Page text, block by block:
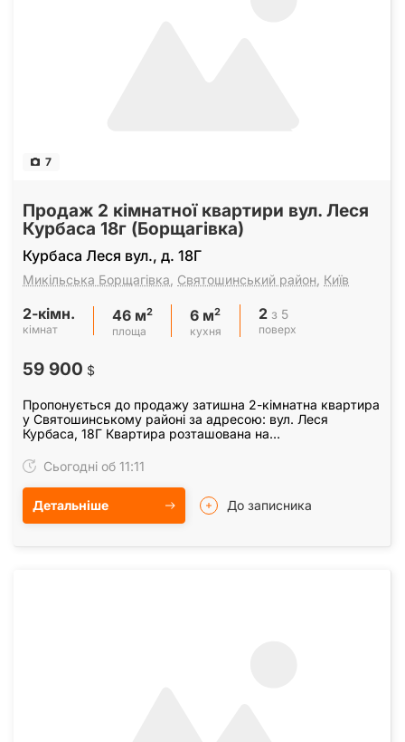
7
Продаж 2 кімнатної квартири вул. Леся
Курбаса 18г (Борщагівка)
Курбаса Леся вул., д. 18Г
Микільська Борщагівка Святошинський район Київ
2-кімн.
кімнат
46 м2
площа
6 м2
кухня
2 з 5
поверх
59 900 $
Пропонується до продажу затишна 2-кімнатна квартира
у Святошинському районі за адресою: вул. Леся
Курбаса, 18Г Квартира розташована на
цегляного будинку.…
Сьогодні об 11:11
Детальніше До записника